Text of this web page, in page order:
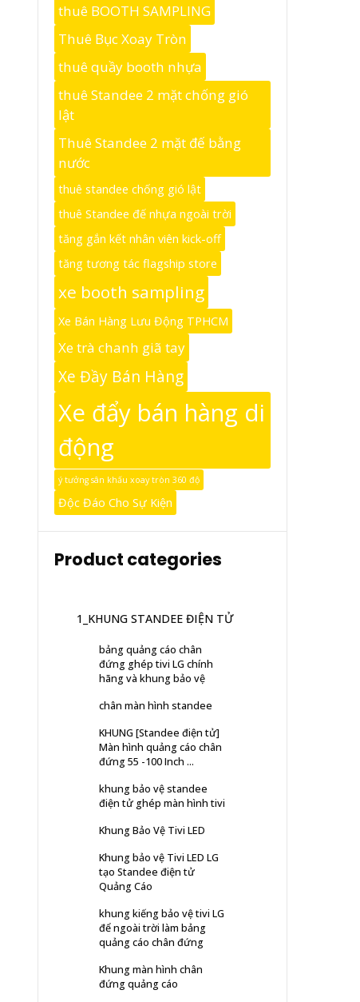
thuê BOOTH SAMPLING
Thuê Bục Xoay Tròn
thuê quầy booth nhựa
thuê Standee 2 mặt chống gió
lật
Thuê Standee 2 mặt đế bằng
nước
thuê standee chống gió lật
thuê Standee đế nhựa ngoài trời
tăng gắn kết nhân viên kick-off
tăng tương tác flagship store
xe booth sampling
Xe Bán Hàng Lưu Động TPHCM
Xe trà chanh giã tay
Xe Đầy Bán Hàng
Xe đẩy bán hàng di
động
ý tưởng sân khấu xoay tròn 360 độ
Độc Đáo Cho Sự Kiện
Product categories
1_KHUNG STANDEE ĐIỆN TỬ
bảng quảng cáo chân
đứng ghép tivi LG chính
hãng và khung bảo vệ
chân màn hình standee
KHUNG [Standee điện tử]
Màn hình quảng cáo chân
đứng 55 -100 Inch ...
khung bảo vệ standee
điện tử ghép màn hình tivi
Khung Bảo Vệ Tivi LED
Khung bảo vệ Tivi LED LG
tạo Standee điện tử
Quảng Cáo
khung kiếng bảo vệ tivi LG
để ngoài trời làm bảng
quảng cáo chân đứng
Khung màn hình chân
đứng quảng cáo